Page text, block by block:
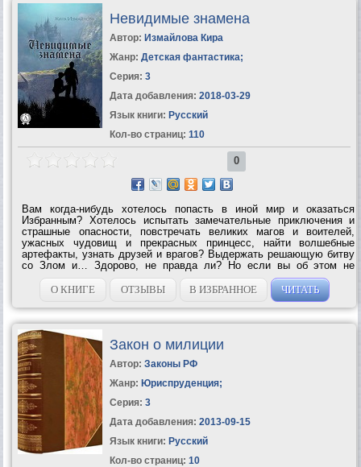
Невидимые знамена
Автор: Измайлова Кира
Жанр: Детская фантастика;
Серия: 3
Дата добавления: 2018-03-29
Язык книги: Русский
Кол-во страниц: 110
0
Вам когда-нибудь хотелось попасть в иной мир и оказаться
Избранным? Хотелось испытать замечательные приключения и
страшные опасности, повстречать великих магов и воителей,
ужасных чудовищ и прекрасных принцесс, найти волшебные
артефакты, узнать друзей и врагов? Выдержать решающую битву
со Злом и… Здорово, не правда ли? Но если вы об этом не
мечтали? Вернее, мечтали об этом не вы? Как теперь быть?..
Волею судеб Избранный вынужден...
О КНИГЕ ОТЗЫВЫ В ИЗБРАННОЕ ЧИТАТЬ
Закон о милиции
Автор: Законы РФ
Жанр: Юриспруденция;
Серия: 3
Дата добавления: 2013-09-15
Язык книги: Русский
Кол-во страниц: 10